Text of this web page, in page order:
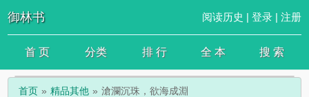
御林书 阅读历史 | 登录| 注册
首 页 分类 排 行 全 本 搜 索
首页 精品其他 滄瀾沉珠，欲海成淵